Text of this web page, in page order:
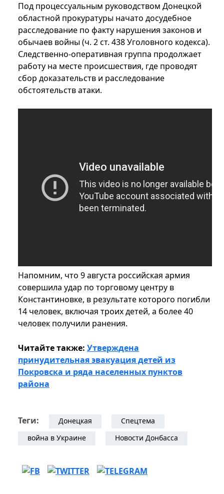
Под процессуальным руководством Донецкой
областной прокуратуры начато досудебное
расследование по факту нарушения законов и
обычаев войны (ч. 2 ст. 438 Уголовного кодекса).
Следственно-оперативная группа продолжает
работу на месте происшествия, где проводят
сбор доказательств и расследование
обстоятельств атаки.
Напомним, что 9 августа российская армия
совершила удар по торговому центру в
Константиновке, в результате которого погибли
14 человек, включая троих детей, а более 40
человек получили ранения.
Читайте также: Утверждена
принудительная эвакуация детей из
Покровска и ряда населенных пунктов
района
Теги: Донецкая
Спецтема
война в Украине
Новости Донбасса